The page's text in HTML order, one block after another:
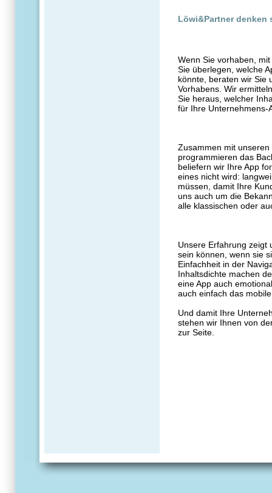
Löwi&Partner denken
Wenn Sie vorhaben,
Sie überlegen, welche
könnte, beraten wir Sie
Vorhabens. Wir
Sie heraus, welcher
für Ihre Unternehmens-
Zusammen mit
programmieren das
beliefern wir Ihre App
eines nicht wird:
müssen, damit Ihre
uns auch um die
alle klassischen oder
Unsere Erfahrung zeigt
sein können, wenn sie
Einfachheit in der
Inhaltsdichte machen
eine App auch
auch einfach das
Und damit Ihre
stehen wir Ihnen von
zur Seite.